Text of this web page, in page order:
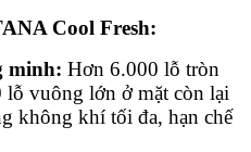
Cool Fresh:
minh: Hơn 6.000 lỗ tròn
lỗ vuông lớn ở mặt còn lại
không khí tối đa, hạn chế